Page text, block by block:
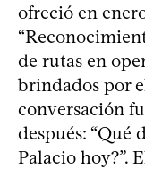
ofreció en
de rutas en
brindados por
conversación
después: “Qué
Palacio hoy?”.